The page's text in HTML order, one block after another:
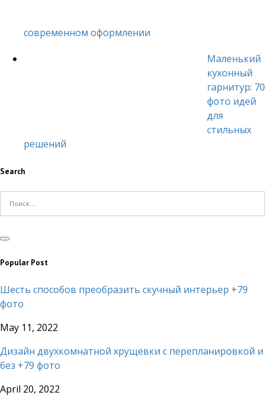
современном оформлении
Маленький
кухонный
гарнитур: 70
фото идей
для
стильных
решений
Search
Popular Post
Шесть способов преобразить скучный интерьер +79
фото
May 11, 2022
Дизайн двухкомнатной хрущевки с перепланировкой и
без +79 фото
April 20, 2022